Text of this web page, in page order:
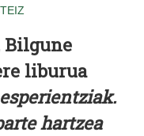
Bilgune
liburua
hartzea